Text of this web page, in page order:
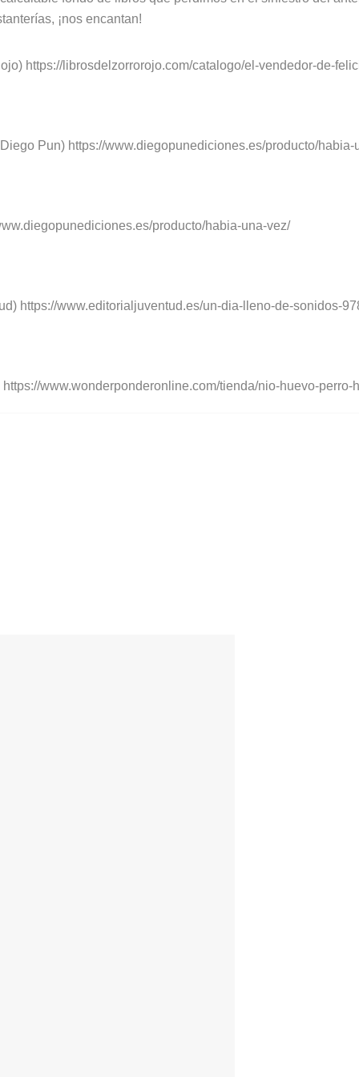
¡nos encantan!
https://librosdelzorrorojo.com/catalogo/el-vendedor-de-
Pun) https://www.diegopunediciones.es/producto/habia-
producto/habia-una-vez/
https://www.editorialjuventud.es/un-dia-lleno-de-sonidos-
www.wonderponderonline.com/tienda/nio-huevo-perro-